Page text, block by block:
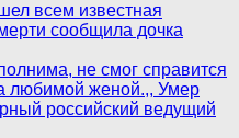
всем известная
сообщила дочка
не смог справится
любимой женой.,, Умер
российский ведущий